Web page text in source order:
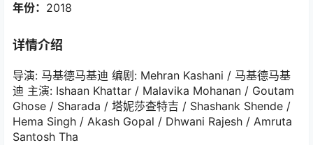
年份： 2018
详情介绍
导演: 马基德马基迪 编剧: Mehran Kashani / 马基德马基
迪 主演: Ishaan Khattar / Malavika Mohanan / Goutam
Ghose / Sharada / 塔妮莎查特吉 / Shashank Shende /
Hema Singh / Akash Gopal / Dhwani Rajesh / Amruta
Santosh Tha